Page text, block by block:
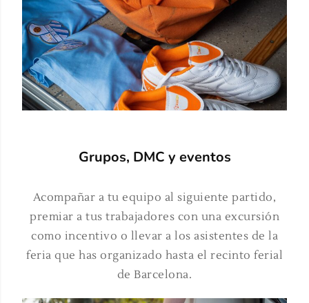
Grupos, DMC y eventos
Acompañar a tu equipo al siguiente partido,
premiar a tus trabajadores con una excursión
como incentivo o llevar a los asistentes de la
feria que has organizado hasta el recinto ferial
de Barcelona.